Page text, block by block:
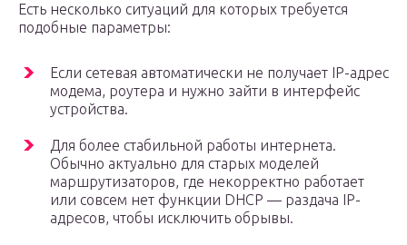
Есть несколько ситуаций для которых требуется
подобные параметры:
Если сетевая автоматически не получает IP-адрес
модема, роутера и нужно зайти в интерфейс
устройства.
Для более стабильной работы интернета.
Обычно актуально для старых моделей
маршрутизаторов, где некорректно работает
или совсем нет функции DHCP — раздача IP-
адресов, чтобы исключить обрывы.